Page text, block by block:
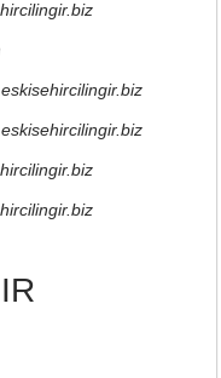
eskisehircilingir.biz
eskisehircilingir.biz